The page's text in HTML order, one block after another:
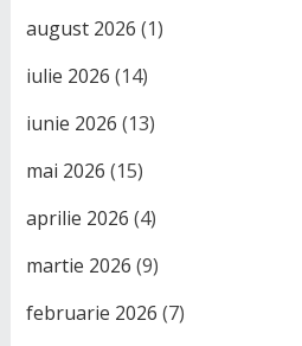
august 2026 (1)
iulie 2026 (14)
iunie 2026 (13)
mai 2026 (15)
aprilie 2026 (4)
martie 2026 (9)
februarie 2026 (7)